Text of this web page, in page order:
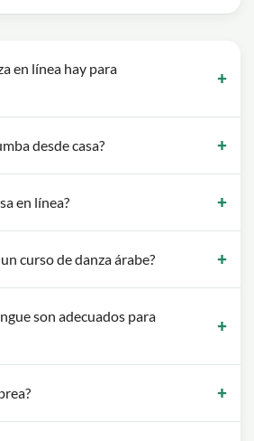
en línea hay para
desde casa?
en línea?
curso de danza árabe?
son adecuados para